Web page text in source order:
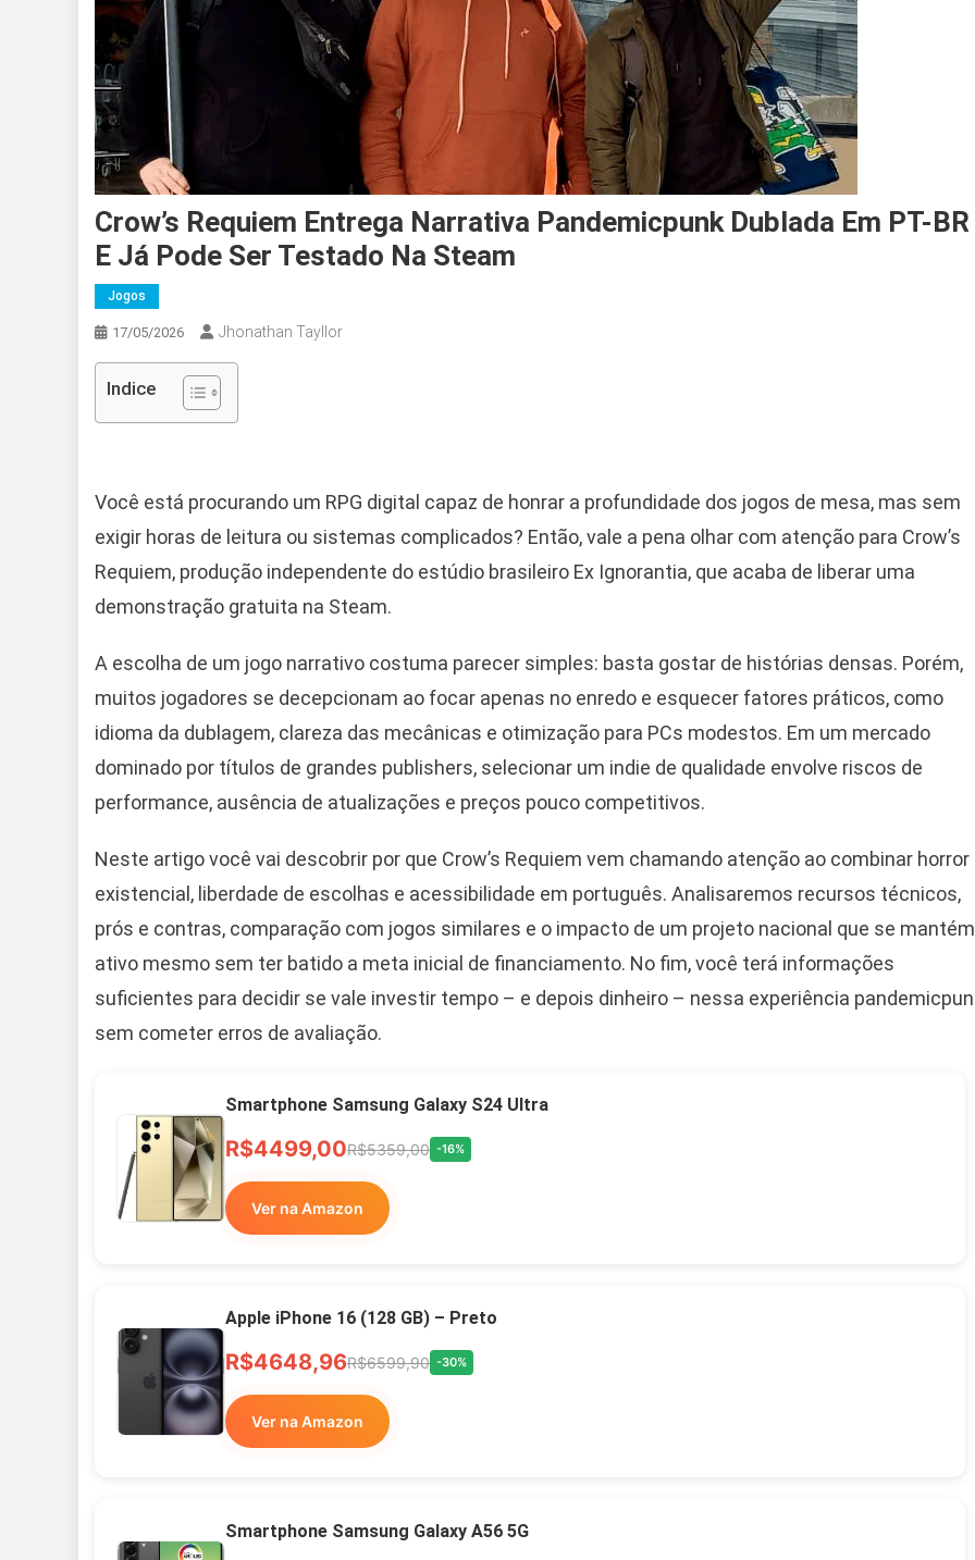
Crow’s Requiem Entrega Narrativa Pandemicpunk Dublada Em PT-BR
E Já Pode Ser Testado Na Steam
Jogos
17/05/2026 Jhonathan Tayllor
Indice
Você está procurando um RPG digital capaz de honrar a profundidade dos jogos de mesa, mas sem
exigir horas de leitura ou sistemas complicados? Então, vale a pena olhar com atenção para Crow’s
Requiem, produção independente do estúdio brasileiro Ex Ignorantia, que acaba de liberar uma
demonstração gratuita na Steam.
A escolha de um jogo narrativo costuma parecer simples: basta gostar de histórias densas. Porém,
muitos jogadores se decepcionam ao focar apenas no enredo e esquecer fatores práticos, como
idioma da dublagem, clareza das mecânicas e otimização para PCs modestos. Em um mercado
dominado por títulos de grandes publishers, selecionar um indie de qualidade envolve riscos de
performance, ausência de atualizações e preços pouco competitivos.
Neste artigo você vai descobrir por que Crow’s Requiem vem chamando atenção ao combinar horror
existencial, liberdade de escolhas e acessibilidade em português. Analisaremos recursos técnicos,
prós e contras, comparação com jogos similares e o impacto de um projeto nacional que se mantém
ativo mesmo sem ter batido a meta inicial de financiamento. No fim, você terá informações
suficientes para decidir se vale investir tempo – e depois dinheiro – nessa experiência
sem cometer erros de avaliação.
Smartphone Samsung Galaxy S24 Ultra
R$4499,00R$5359,00 -16%
Ver na Amazon
Apple iPhone 16 (128 GB) – Preto
R$4648,96R$6599,90 -30%
Ver na Amazon
Smartphone Samsung Galaxy A56 5G